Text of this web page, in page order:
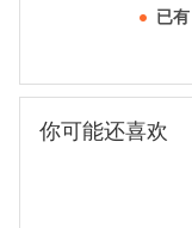
已有
你可能还喜欢